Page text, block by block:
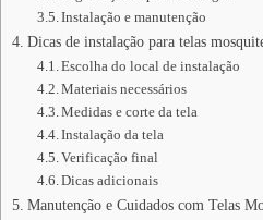
Instalação e manutenção
Dicas de instalação para telas
Escolha do local de instalação
Materiais necessários
Medidas e corte da tela
Instalação da tela
Verificação final
Dicas adicionais
Manutenção e Cuidados com Telas